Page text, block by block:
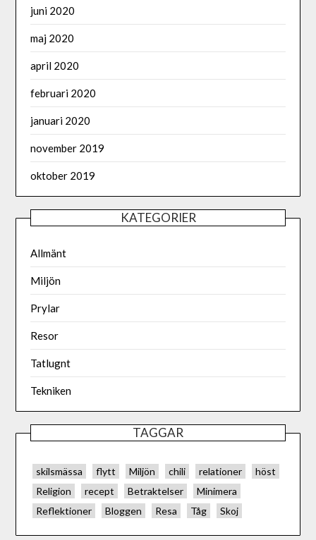
juni 2020
maj 2020
april 2020
februari 2020
januari 2020
november 2019
oktober 2019
KATEGORIER
Allmänt
Miljön
Prylar
Resor
Tatlugnt
Tekniken
TAGGAR
skilsmässa flytt Miljön chili relationer
höst
Religion
recept Betraktelser
Minimera
Reflektioner
Bloggen Resa Tåg Skoj